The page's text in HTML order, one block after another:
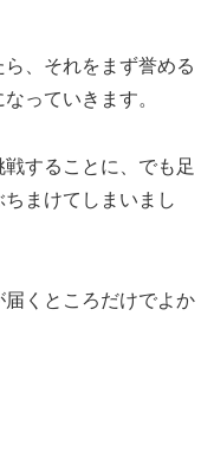
、それをまず誉める
っていきます。
することに、でも足
まけてしまいまし
くところだけでよか